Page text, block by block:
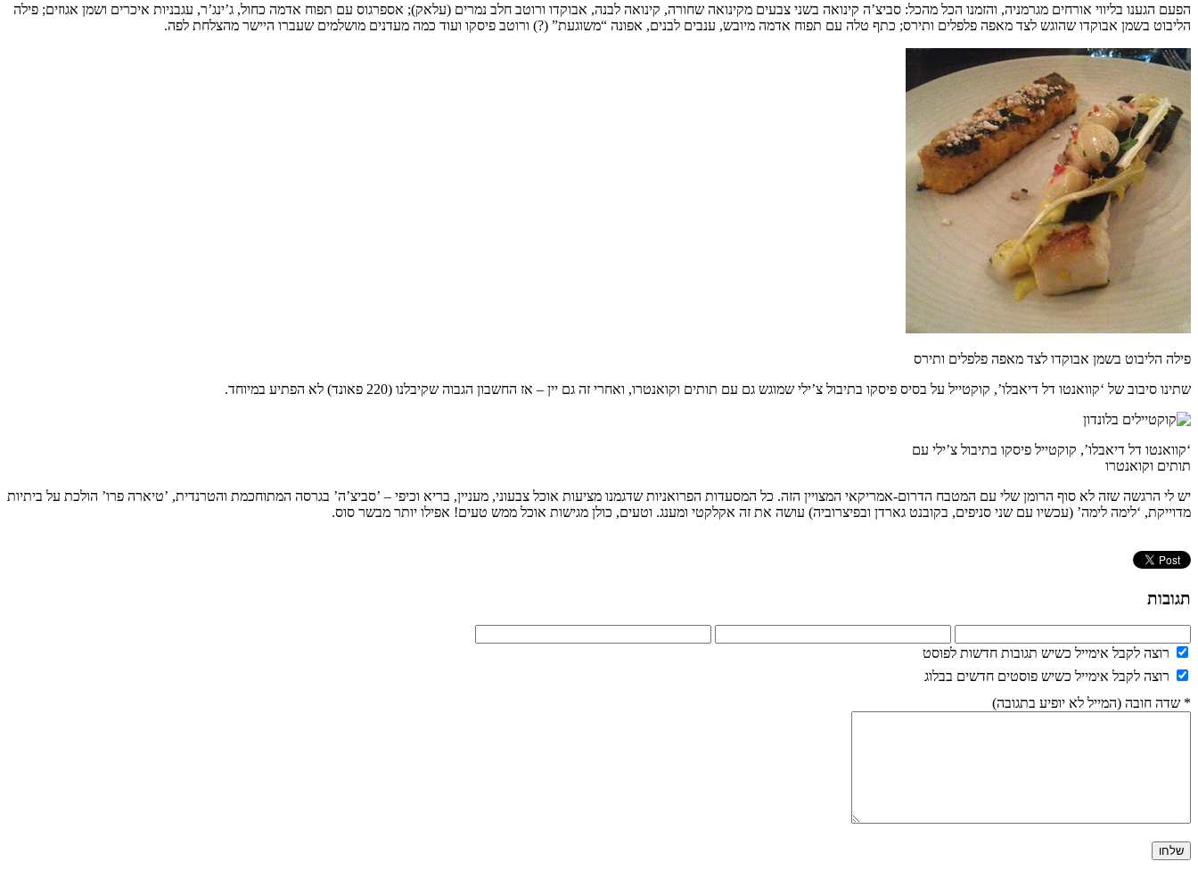
הפעם הגענו בליווי אורחים מגרמניה, והזמנו הכל מהכל: סביצ’ה קינואה בשני צבעים מקינואה שחורה, קינואה לבנה, אבוקדו ורוטב חלב נמרים (עלאק); אספרגוס עם תפוח אדמה כחול, ג’ינג’ר, עגבניות איכרים ושמן אגוזים; פילה
הליבוט בשמן אבוקדו שהוגש לצד מאפה פלפלים ותירס; כתף טלה עם תפוח אדמה מיובש, ענבים לבנים, אפונה “משוגעת” (?) ורוטב פיסקו ועוד כמה מעדנים מושלמים שעברו היישר מהצלחת לפה.
פילה הליבוט בשמן אבוקדו לצד מאפה פלפלים ותירס
שתינו סיבוב של ‘קוואנטו דל דיאבלו’, קוקטייל על בסיס פיסקו בתיבול צ’ילי שמוגש גם עם תותים וקואנטרו, ואחרי זה גם יין – אז החשבון הגבוה שקיבלנו (220 פאונד) לא הפתיע במיוחד.
‘קוואנטו דל דיאבלו’, קוקטייל פיסקו בתיבול צ’ילי עם
תותים וקואנטרו
יש לי הרגשה שזה לא סוף הרומן שלי עם המטבח הדרום-אמריקאי המצויין הזה. כל המסעדות הפרואניות שדגמנו מציעות אוכל צבעוני, מעניין, בריא וכיפי – ’סביצ’ה’ בגרסה המתוחכמת והטרנדית, ’טיארה פרו’ הולכת על ביתיות
מדוייקת, ‘לימה לימה’ (עכשיו עם שני סניפים, בקובנט גארדן ובפיצרוביה) עושה את זה אקלקטי ומענג. וטעים, כולן מגישות אוכל ממש טעים! אפילו יותר מבשר סוס.
תגובות
רוצה לקבל אימייל כשיש תגובות חדשות לפוסט
רוצה לקבל אימייל כשיש פוסטים חדשים בבלוג
* שדה חובה (המייל לא יופיע בתגובה)